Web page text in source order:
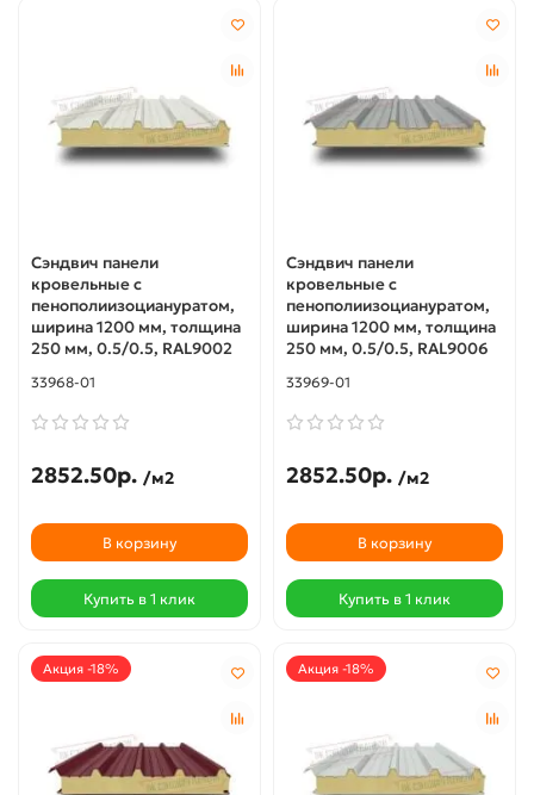
Сэндвич панели
кровельные с
пенополиизоциануратом,
ширина 1200 мм, толщина
250 мм, 0.5/0.5, RAL9002
33968-01
2852.50р. /м2
В корзину
Купить в 1 клик
Сэндвич панели
кровельные с
пенополиизоциануратом,
ширина 1200 мм, толщина
250 мм, 0.5/0.5, RAL9006
33969-01
2852.50р. /м2
В корзину
Купить в 1 клик
Акция -18% Акция -18%